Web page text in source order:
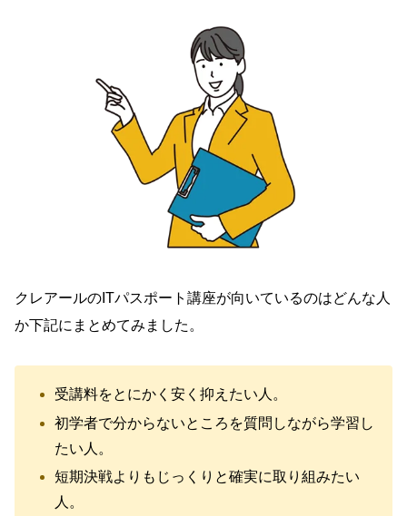
クレアールのITパスポート講座が向いているのはどんな人
か下記にまとめてみました。
受講料をとにかく安く抑えたい人。
初学者で分からないところを質問しながら学習し
たい人。
短期決戦よりもじっくりと確実に取り組みたい
人。